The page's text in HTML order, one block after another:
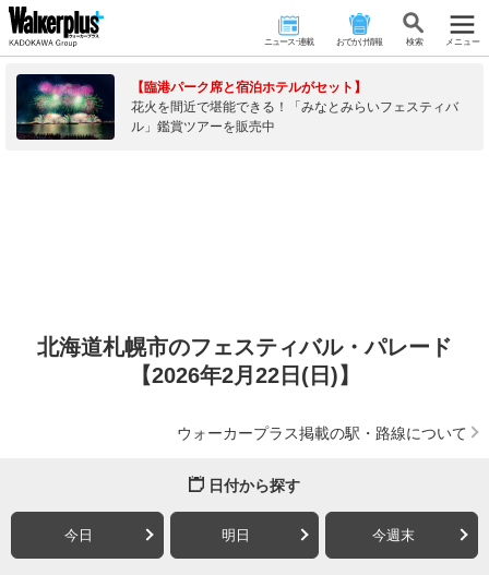
ニュース･連載 おでかけ情報 検 索 メニュー
【臨港パーク席と宿泊ホテルがセット】
花火を間近で堪能できる！「みなとみらいフェスティバ
ル」鑑賞ツアーを販売中
北海道札幌市のフェスティバル・パレード
【2026年2月22日(日)】
ウォーカープラス掲載の駅・路線について
日付から探す
今日 明日 今週末